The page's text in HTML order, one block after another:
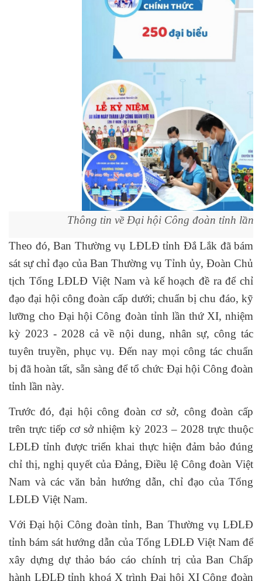
Thông tin về Đại hội Công đoàn tỉnh lần
Theo đó, Ban Thường vụ LĐLĐ tỉnh Đắ Lắk đã bám
sát sự chỉ đạo của Ban Thường vụ Tỉnh ủy, Đoàn Chủ
tịch Tổng LĐLĐ Việt Nam và kế hoạch đề ra để chỉ
đạo đại hội công đoàn cấp dưới; chuẩn bị chu đáo, kỹ
lưỡng cho Đại hội Công đoàn tỉnh lần thứ XI, nhiệm
kỳ 2023 - 2028 cả về nội dung, nhân sự, công tác
tuyên truyền, phục vụ. Đến nay mọi công tác chuẩn
bị đã hoàn tất, sẵn sàng để tổ chức Đại hội Công đoàn
tỉnh lần này.
Trước đó, đại hội công đoàn cơ sở, công đoàn cấp
trên trực tiếp cơ sở nhiệm kỳ 2023 – 2028 trựcthuộc
LĐLĐ tỉnh được triển khai thực hiện đảm bảo đúng
chỉ thị, nghị quyết của Đảng, Điều lệ Công đoàn Việt
Nam và các văn bản hướng dẫn, chỉ đạo của Tổng
LĐLĐ Việt Nam.
Với Đại hội Công đoàn tỉnh, Ban Thường vụ LĐLĐ
tỉnh bám sát hướng dẫn của Tổng LĐLĐ Việt Nam để
xây dựng dự thảo báo cáo chính trị của Ban Chấp
hành LĐLĐ tỉnh khoá X trình Đại hội XI Công đoàn